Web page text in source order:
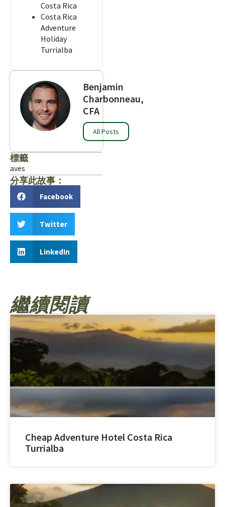
Costa Rica
Costa Rica
Adventure
Holiday
Turrialba
Benjamin
Charbonneau,
CFA
All Posts
標籤
aves
分享此故事：
Facebook
Twitter
LinkedIn
繼續閱讀
Cheap Adventure Hotel Costa Rica
Turrialba